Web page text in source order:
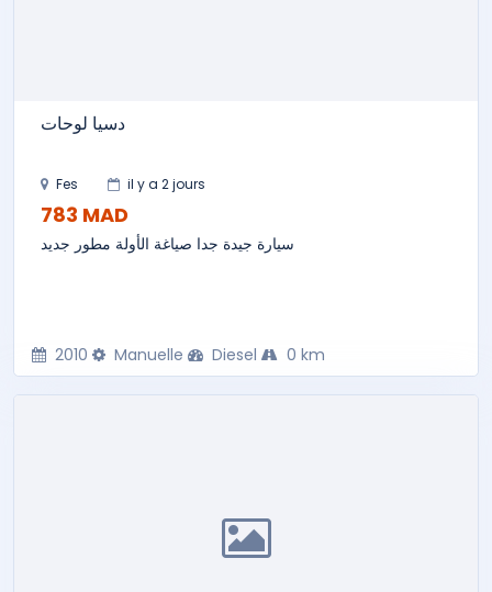
دسيا لوحات
Fes il y a 2 jours
783 MAD
سيارة جيدة جدا صياغة الأولة مطور جديد
2010 Manuelle Diesel 0 km